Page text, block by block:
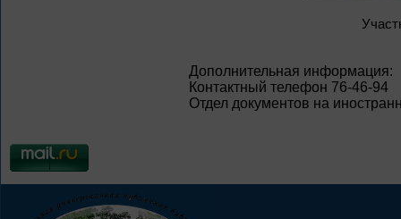
Дополнительная информация:
Контактный телефон 76-46-94
Отдел документов на